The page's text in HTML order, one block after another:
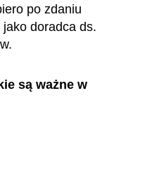
po zdaniu
doradca ds.
są ważne w